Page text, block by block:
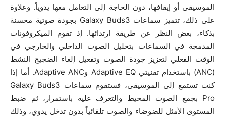
الموسيقى أو إيقافها، دون الحاجة إلى التعامل معها يدوياً. وعلاوة
على ذلك، تتميز سماعات Galaxy Buds3 بجودة صوتية محسنة
بذكاء، بغض النظر عن طريقة ارتدائها. إذ تقوم الميكروفونات
المدمجة في السماعات بتحليل الصوت الداخلي والخارجي في
الوقت الفعلي لتعزيز جودة الصوت وتفعيل إلغاء الضجيج النشط
(ANC) باستخدام تقنيتي Adaptive EQ وAdaptive ANC. أما إذا
كنت تستمع إلى الموسيقى، فستقوم سماعات Galaxy Buds3
Pro بجمع الصوت المحيط والتعرف عليه باستمرار، ثم ضبط
المستوى الأمثل للضوضاء والصوت تلقائياً بدون تدخل يدوي، وذلك